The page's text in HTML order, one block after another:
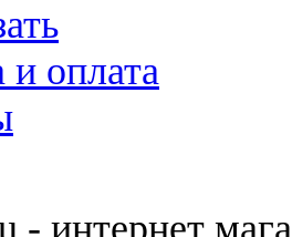
и оплата
- интернет